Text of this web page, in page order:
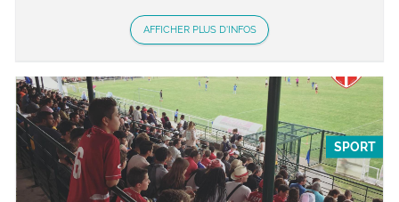
AFFICHER PLUS D'INFOS
SPORT